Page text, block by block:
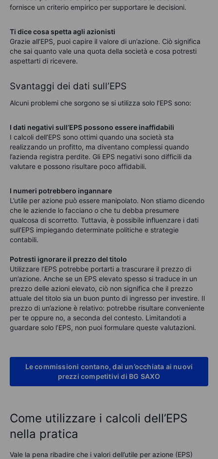
fornisce un criterio empirico per supportare le decisioni.
Ti dice cosa spetta agli azionisti
Grazie all’EPS, puoi capire il valore di un’azione. Ciò significa
che sai quanto vale una quota della società e cosa potresti
aspettarti di ricevere.
Svantaggi dei dati sull’EPS
Alcuni problemi che sorgono se si utilizza solo l’EPS sono:
I dati negativi sull’EPS possono essere inaffidabili
I calcoli dell’EPS sono ottimi quando una società sta
realizzando un profitto, ma diventano complessi quando
l’azienda registra perdite. Gli EPS negativi sono difficili da
valutare e possono risultare poco affidabili.
I numeri potrebbero ingannare
L’utile per azione può essere manipolato. Non stiamo dicendo
che le aziende lo facciano o che tu debba presumere
qualcosa di scorretto. Tuttavia, è possibile influenzare i dati
sull’EPS impiegando determinate politiche e strategie
contabili.
Potresti ignorare il prezzo del titolo
Utilizzare l’EPS potrebbe portarti a trascurare il prezzo di
un’azione. Anche se un EPS elevato spesso si traduce in un
prezzo delle azioni elevato, ciò non significa che il prezzo
attuale del titolo sia un buon punto di ingresso per investire. Il
prezzo di un’azione è relativo: potrebbe risultare conveniente
per te oppure no, a seconda del contesto. Limitandoti a
guardare solo l’EPS, non puoi formulare queste valutazioni.
Le commissioni contano, dai un’occhiata ai nuovi
prezzi competitivi di BG SAXO
Come utilizzare i calcoli dell’EPS
nella pratica
Vale la pena ribadire che i valori dell’utile per azione (EPS)